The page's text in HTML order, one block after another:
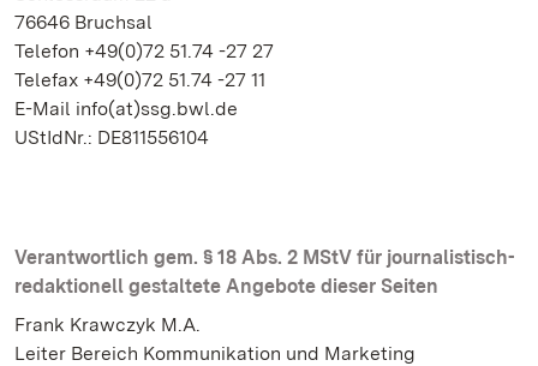
76646 Bruchsal
Telefon +49(0)72 51.74 -27 27
Telefax +49(0)72 51.74 -27 11
E-Mail info(at)ssg.bwl.de
UStIdNr.: DE811556104
Verantwortlich gem. § 18 Abs. 2 MStV für journalistisch-
redaktionell gestaltete Angebote dieser Seiten
Frank Krawczyk M.A.
Leiter Bereich Kommunikation und Marketing